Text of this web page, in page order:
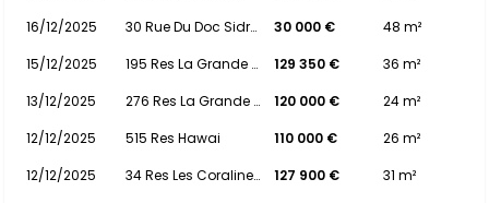
16/12/2025
30 Rue Du Doc Sidras 30 000 €
48 m²
15/12/2025
195 Res La Grande Bleue 129 350 €
36 m²
13/12/2025
276 Res La Grande Bleue 120 000 €
24 m²
12/12/2025
515 Res Hawai 110 000 €
26 m²
12/12/2025
34 Res Les Coralines St Pierr 127 900 € 31 m²